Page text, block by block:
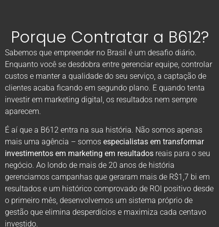
Porque Contratar a B612?
Sabemos que empreender no Brasil é um desafio diário.
Enquanto você se desdobra entre gerenciar equipe, controlar
custos e manter a qualidade do seu serviço, a captação de
clientes acaba ficando em segundo plano. E quando tenta
investir em marketing digital, os resultados nem sempre
aparecem.
É aí que a B612 entra na sua história. Não somos apenas
mais uma agência – somos especialistas em transformar
investimentos em marketing em resultados reais para o seu
negócio. Ao londo de mais de 20 anos de história
gerenciamos campanhas que geraram mais de R$1,7 bi em
resultados e um histórico comprovado de ROI positivo desde
o primeiro mês, desenvolvemos um sistema próprio de
gestão que elimina desperdícios e maximiza cada centavo
investido.